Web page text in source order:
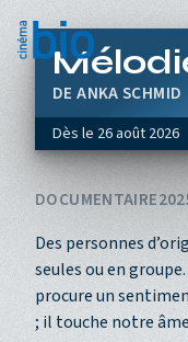
ANKA SCHMID
Dès le 26 août 2026
DOCUMENTAIRE
Des personnes
seules ou en
procure un
; il touche notre